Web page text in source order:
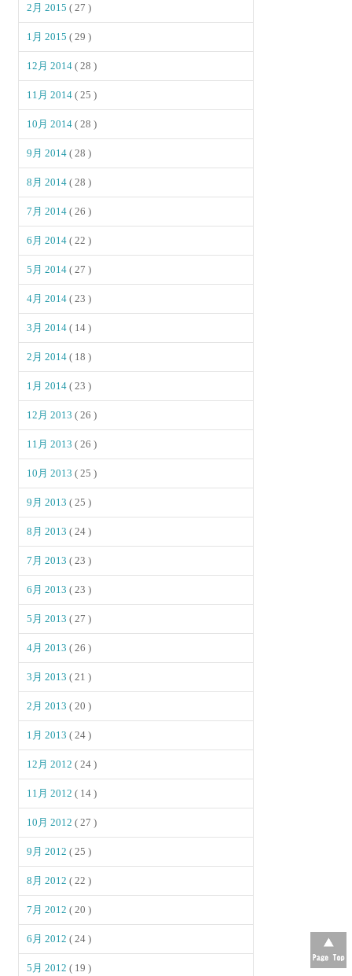
2月 2015( 27 )
1月 2015( 29 )
12月 2014( 28 )
11月 2014( 25 )
10月 2014( 28 )
9月 2014( 28 )
8月 2014( 28 )
7月 2014( 26 )
6月 2014( 22 )
5月 2014( 27 )
4月 2014( 23 )
3月 2014( 14 )
2月 2014( 18 )
1月 2014( 23 )
12月 2013( 26 )
11月 2013( 26 )
10月 2013( 25 )
9月 2013( 25 )
8月 2013( 24 )
7月 2013( 23 )
6月 2013( 23 )
5月 2013( 27 )
4月 2013( 26 )
3月 2013( 21 )
2月 2013( 20 )
1月 2013( 24 )
12月 2012( 24 )
11月 2012( 14 )
10月 2012( 27 )
9月 2012( 25 )
8月 2012( 22 )
7月 2012( 20 )
6月 2012( 24 )
5月 2012( 19 )